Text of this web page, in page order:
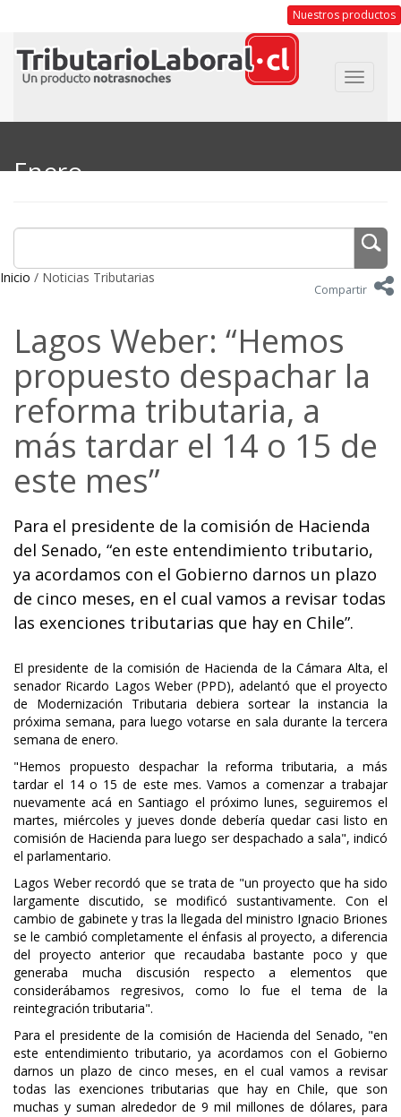
Nuestros productos
Toggle
Enero
Inicio / Noticias Tributarias
Compartir
Lagos Weber: “Hemos
propuesto despachar la
reforma tributaria, a
más tardar el 14 o 15 de
este mes”
Para el presidente de la comisión de Hacienda
del Senado, “en este entendimiento tributario,
ya acordamos con el Gobierno darnos un plazo
de cinco meses, en el cual vamos a revisar todas
las exenciones tributarias que hay en Chile”.
El presidente de la comisión de Hacienda de la Cámara Alta, el
senador Ricardo Lagos Weber (PPD), adelantó que el proyecto
de Modernización Tributaria debiera sortear la instancia la
próxima semana, para luego votarse en sala durante la tercera
semana de enero.
"Hemos propuesto despachar la reforma tributaria, a más
tardar el 14 o 15 de este mes. Vamos a comenzar a trabajar
nuevamente acá en Santiago el próximo lunes, seguiremos el
martes, miércoles y jueves donde debería quedar casi listo en
comisión de Hacienda para luego ser despachado a sala", indicó
el parlamentario.
Lagos Weber recordó que se trata de "un proyecto que ha sido
largamente discutido, se modificó sustantivamente. Con el
cambio de gabinete y tras la llegada del ministro Ignacio Briones
se le cambió completamente el énfasis al proyecto, a diferencia
del proyecto anterior que recaudaba bastante poco y que
generaba mucha discusión respecto a elementos que
considerábamos regresivos, como lo fue el tema de la
reintegración tributaria".
Para el presidente de la comisión de Hacienda del Senado, "en
este entendimiento tributario, ya acordamos con el Gobierno
darnos un plazo de cinco meses, en el cual vamos a revisar
todas las exenciones tributarias que hay en Chile, que son
muchas y suman alrededor de 9 mil millones de dólares, para